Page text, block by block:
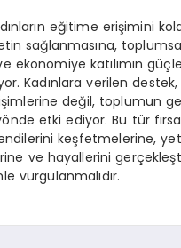
eğitime erişimini
sağlanmasına,
ekonomiye katılımın
Kadınlara verilen
değil, toplumun
etki ediyor. Bu tür
keşfetmelerine,
ve hayallerini
vurgulanmalıdır.